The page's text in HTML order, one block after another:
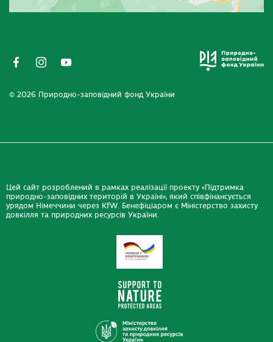
© 2026 Природно-заповідний фонд України
Цей сайт розроблений в рамках реалізації проекту «Підтримка
природно-заповідних територій в Україні», який співфінансується
урядом Німеччини через KfW. Бенефіціаром є Міністерство захисту
довкілля та природних ресурсів України.